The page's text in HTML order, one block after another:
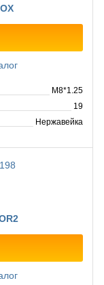
M8*1.25
19
Нержавейка